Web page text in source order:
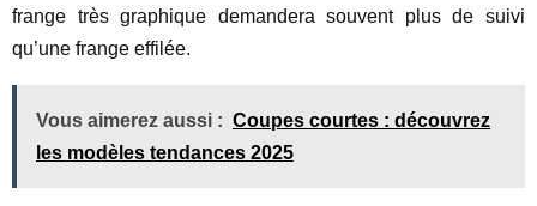
frange très graphique demandera souvent plus de suivi
qu’une frange effilée.
Vous aimerez aussi : Coupes courtes : découvrez
les modèles tendances 2025